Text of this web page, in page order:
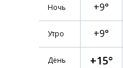
Ночь
+9°
Утро +9°
День +15°